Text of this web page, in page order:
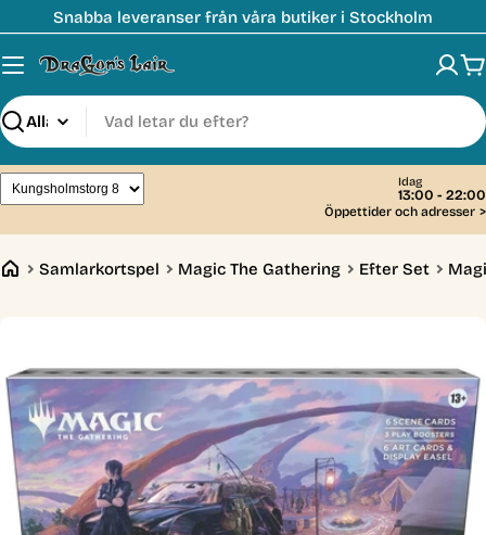
till
innehåll
Snabba leveranser från våra butiker i Stockholm
Sök
Idag
13:00 - 22:00
Öppettider och adresser >
Samlarkortspel Magic The Gathering Efter Set